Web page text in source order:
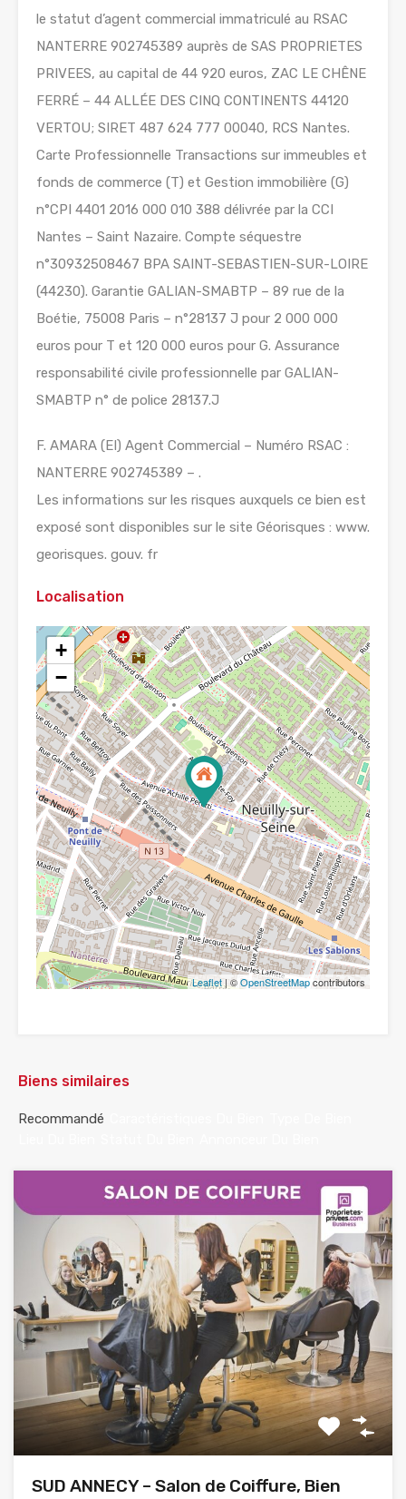
le statut d’agent commercial immatriculé au RSAC
NANTERRE 902745389 auprès de SAS PROPRIETES
PRIVEES, au capital de 44 920 euros, ZAC LE CHÊNE
FERRÉ – 44 ALLÉE DES CINQ CONTINENTS 44120
VERTOU; SIRET 487 624 777 00040, RCS Nantes.
Carte Professionnelle Transactions sur immeubles et
fonds de commerce (T) et Gestion immobilière (G)
n°CPI 4401 2016 000 010 388 délivrée par la CCI
Nantes – Saint Nazaire. Compte séquestre
n°30932508467 BPA SAINT-SEBASTIEN-SUR-LOIRE
(44230). Garantie GALIAN-SMABTP – 89 rue de la
Boétie, 75008 Paris – n°28137 J pour 2 000 000
euros pour T et 120 000 euros pour G. Assurance
responsabilité civile professionnelle par GALIAN-
SMABTP n° de police 28137.J
F. AMARA (EI) Agent Commercial – Numéro RSAC :
NANTERRE 902745389 – .
Les informations sur les risques auxquels ce bien est
exposé sont disponibles sur le site Géorisques : www.
georisques. gouv. fr
Localisation
+
−
Leaflet| ©OpenStreetMapcontributors
Biens similaires
Recommandé
SUD ANNECY – Salon de Coiffure, Bien